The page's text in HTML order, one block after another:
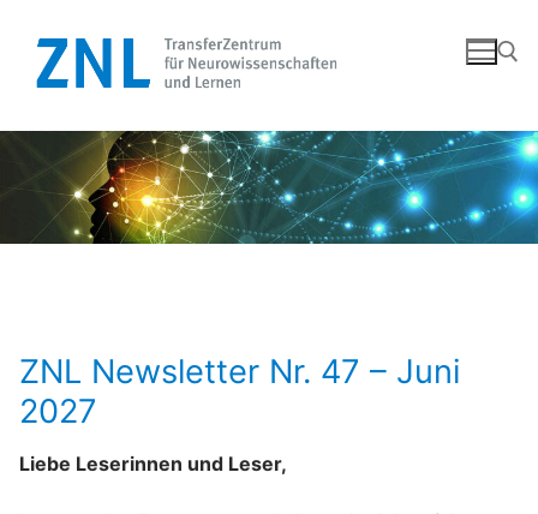
Inhalt
springen
Suchen nach:
ZNL Newsletter Nr. 47 – Juni
2027
Liebe Leserinnen und Leser,